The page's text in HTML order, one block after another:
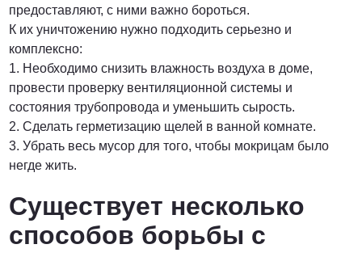
предоставляют, с ними важно бороться.
К их уничтожению нужно подходить серьезно и
комплексно:
1. Необходимо снизить влажность воздуха в доме,
провести проверку вентиляционной системы и
состояния трубопровода и уменьшить сырость.
2. Сделать герметизацию щелей в ванной комнате.
3. Убрать весь мусор для того, чтобы мокрицам было
негде жить.
Существует несколько
способов борьбы с